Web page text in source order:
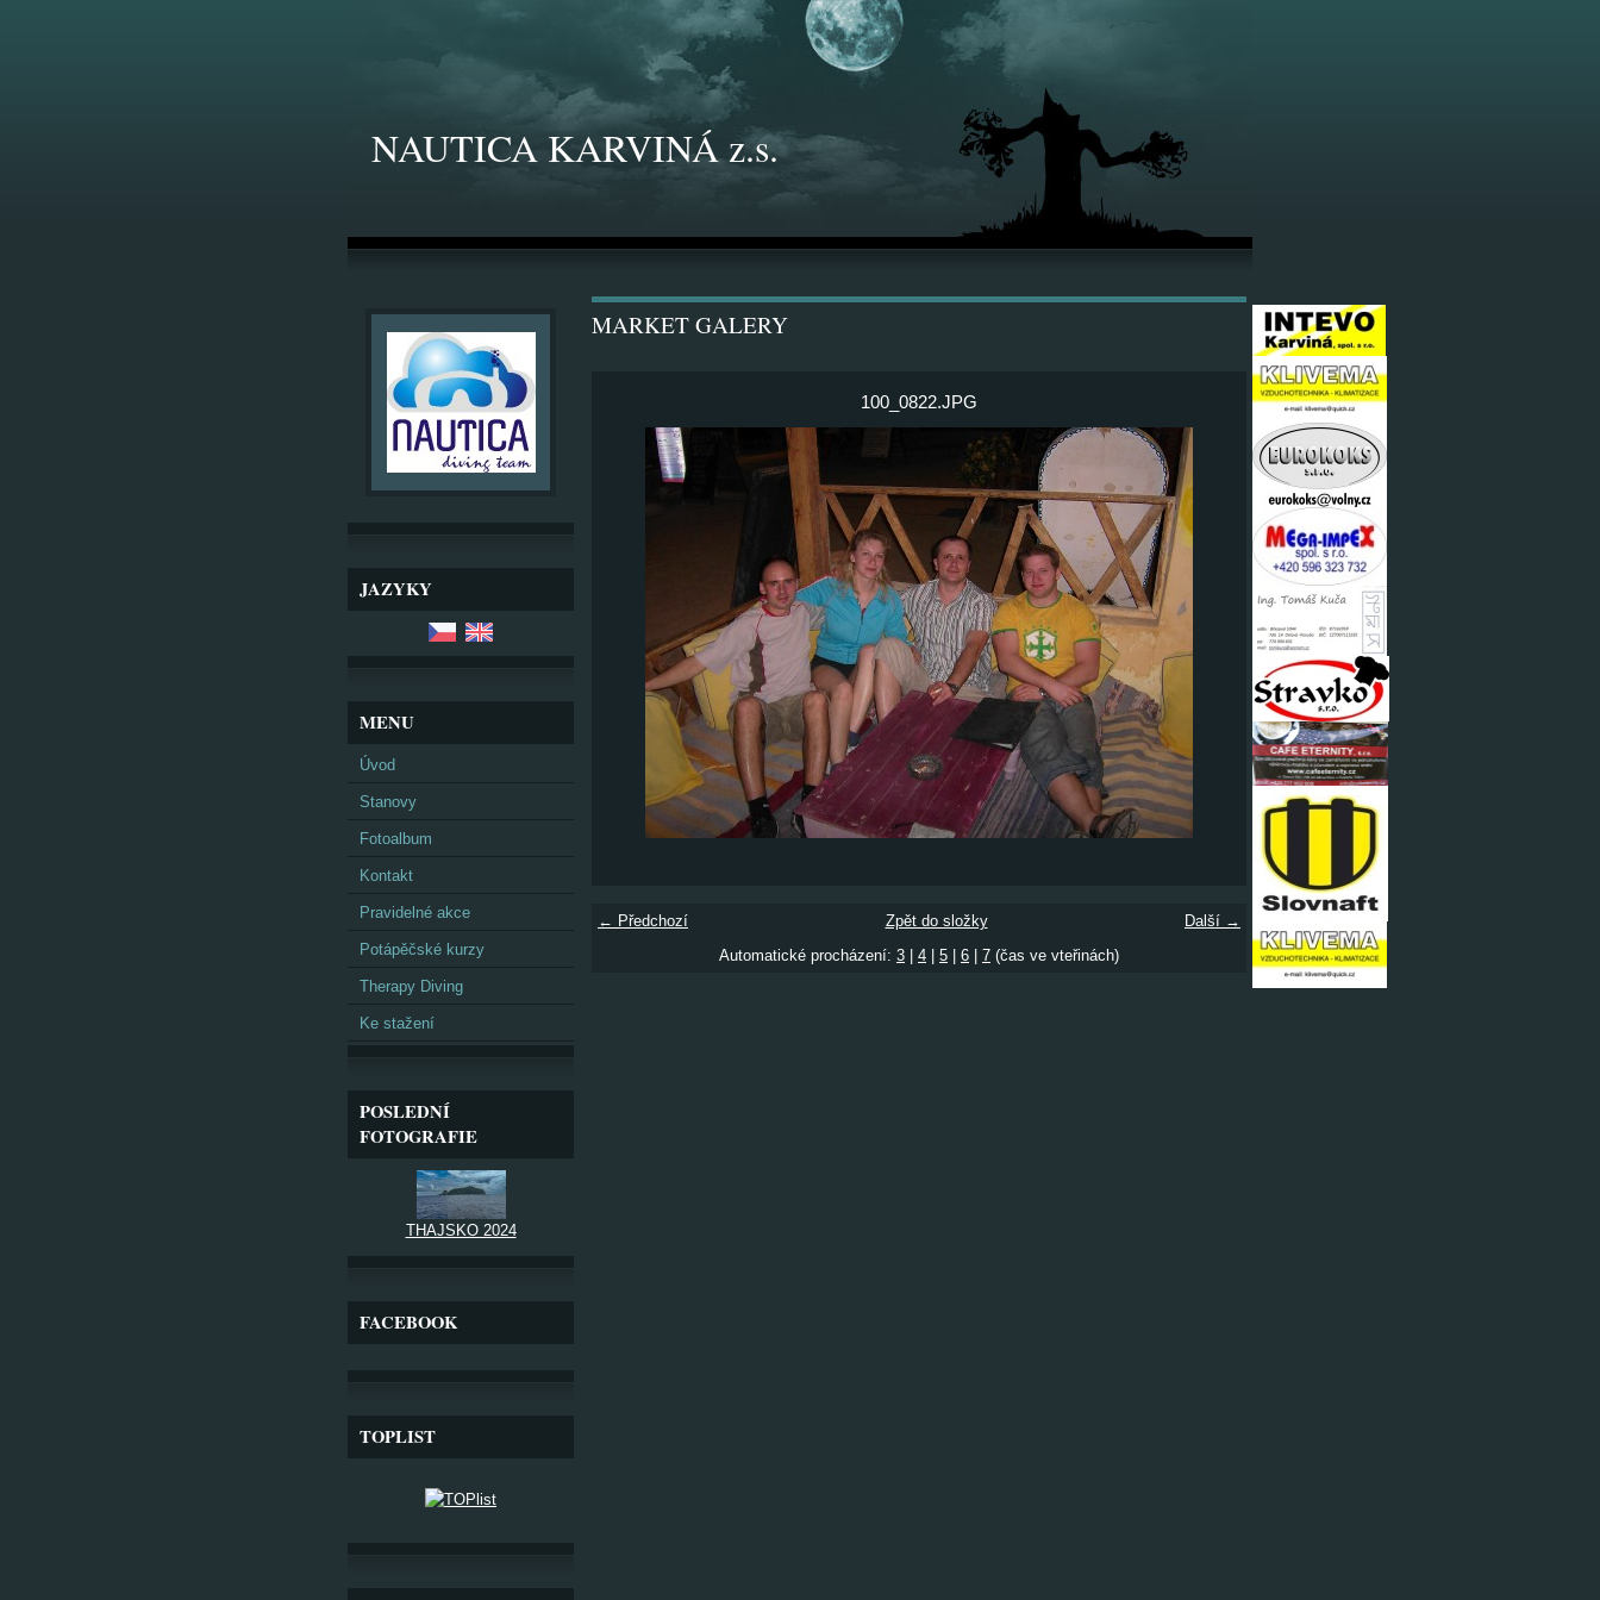
NAUTICA KARVINÁ z.s.
JAZYKY
MENU
Úvod
Stanovy
Fotoalbum
Kontakt
Pravidelné akce
Potápěčské kurzy
Therapy Diving
Ke stažení
POSLEDNÍ
FOTOGRAFIE
THAJSKO 2024
FACEBOOK
TOPLIST
MARKET GALERY
100_0822.JPG
← Předchozí Další →
Zpět do složky
Automatické procházení: 3 4 5 6 7 (čas ve vteřinách)